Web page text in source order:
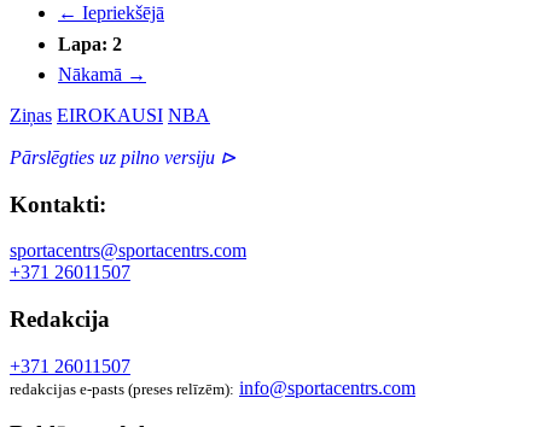
← Iepriekšējā
Lapa: 2
Nākamā →
Ziņas EIROKAUSI NBA
Pārslēgties uz pilno versiju ⊳
Kontakti:
sportacentrs@sportacentrs.com
+371 26011507
Redakcija
+371 26011507
redakcijas e-pasts (preses relīzēm): info@sportacentrs.com